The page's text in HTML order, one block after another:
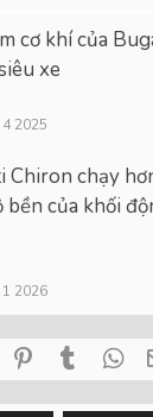
cơ khí của
xe
2025
Chiron chạy
của khối
2026
Reddit Pinterest